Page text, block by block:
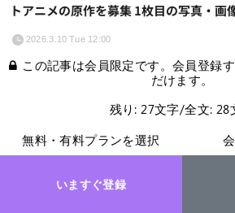
トアニメの原作を募集 1枚目の写真・画
2026.3.10 Tue 12:00
この記事は会員限定です。会員登録
だけます。
残り: 27文字/全文: 28
無料・有料プランを選択
いますぐ登録